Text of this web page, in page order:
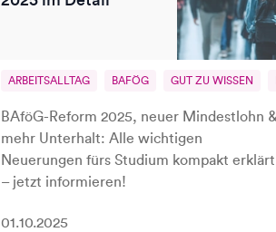
ARBEITSALLTAG BAFÖG GUT ZU WISSEN
BAföG-Reform 2025, neuer Mindestlohn
mehr Unterhalt: Alle wichtigen
Neuerungen fürs Studium kompakt erklärt
– jetzt informieren!
01.10.2025